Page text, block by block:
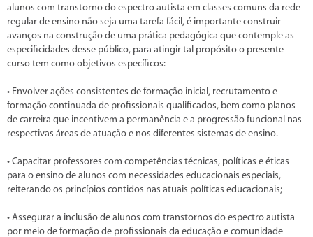
alunos com transtorno do espectro autista em classes comuns da rede
regular de ensino não seja uma tarefa fácil, é importante construir
avanços na construção de uma prática pedagógica que contemple as
especificidades desse público, para atingir tal propósito o presente
curso tem como objetivos específicos:
• Envolver ações consistentes de formação inicial, recrutamento e
formação continuada de profissionais qualificados, bem como planos
de carreira que incentivem a permanência e a progressão funcional nas
respectivas áreas de atuação e nos diferentes sistemas de ensino.
• Capacitar professores com competências técnicas, políticas e éticas
para o ensino de alunos com necessidades educacionais especiais,
reiterando os princípios contidos nas atuais políticas educacionais;
• Assegurar a inclusão de alunos com transtornos do espectro autista
por meio de formação de profissionais da educação e comunidade